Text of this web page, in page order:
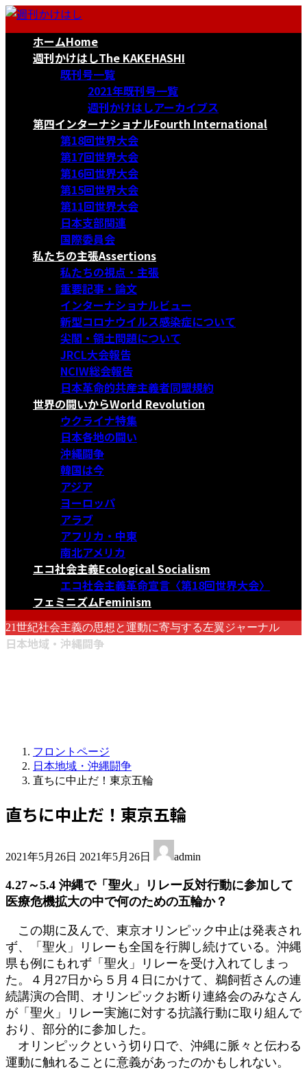
コ
ナ
ホームHome
週刊かけはしThe KAKEHASHI
既刊号一覧
2021年既刊号一覧
週刊かけはしアーカイブス
第四インターナショナルFourth International
第18回世界大会
第17回世界大会
第16回世界大会
第15回世界大会
第11回世界大会
日本支部関連
国際委員会
私たちの主張Assertions
私たちの視点・主張
重要記事・論文
インターナショナルビュー
新型コロナウイルス感染症について
尖閣・領土問題について
JRCL大会報告
NCIW総会報告
日本革命的共産主義者同盟規約
世界の闘いからWorld Revolution
ウクライナ特集
日本各地の闘い
沖縄闘争
韓国は今
アジア
ヨーロッパ
アラブ
アフリカ・中東
南北アメリカ
エコ社会主義Ecological Socialism
エコ社会主義革命宣言〈第18回世界大会〉
フェミニズムFeminism
21世紀社会主義の思想と運動に寄与する左翼ジャーナル
日本地域・沖縄闘争
フロントページ
日本地域・沖縄闘争
直ちに中止だ！東京五輪
直ちに中止だ！東京五輪
2021年5月26日 終
新
日
:
2021年5月26日 admin
4.27～5.4 沖縄で「聖火」リレー反対行動に参加して
医療危機拡大の中で何のための五輪か？
この期に及んで、東京オリンピック中止は発表され
ず、「聖火」リレーも全国を行脚し続けている。沖縄
県も例にもれず「聖火」リレーを受け入れてしまっ
た。４月27日から５月４日にかけて、鵜飼哲さんの連
続講演の合間、オリンピックお断り連絡会のみなさん
が「聖火」リレー実施に対する抗議行動に取り組んで
おり、部分的に参加した。
オリンピックという切り口で、沖縄に脈々と伝わる
運動に触れることに意義があったのかもしれない。